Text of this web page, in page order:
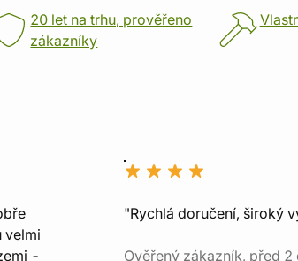
20 let na trhu, prověřeno
zákazníky
velmi
-
"Rychlá doručení, široký
Ověřený zákazník, před 2